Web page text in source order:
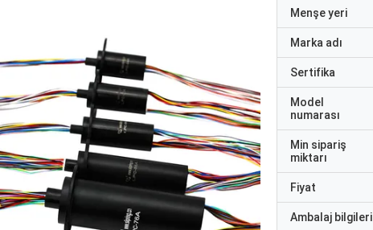
Menşe yeri
Marka adı
Sertifika
Model
numarası
Min sipariş
miktarı
Fiyat
Ambalaj bilgileri